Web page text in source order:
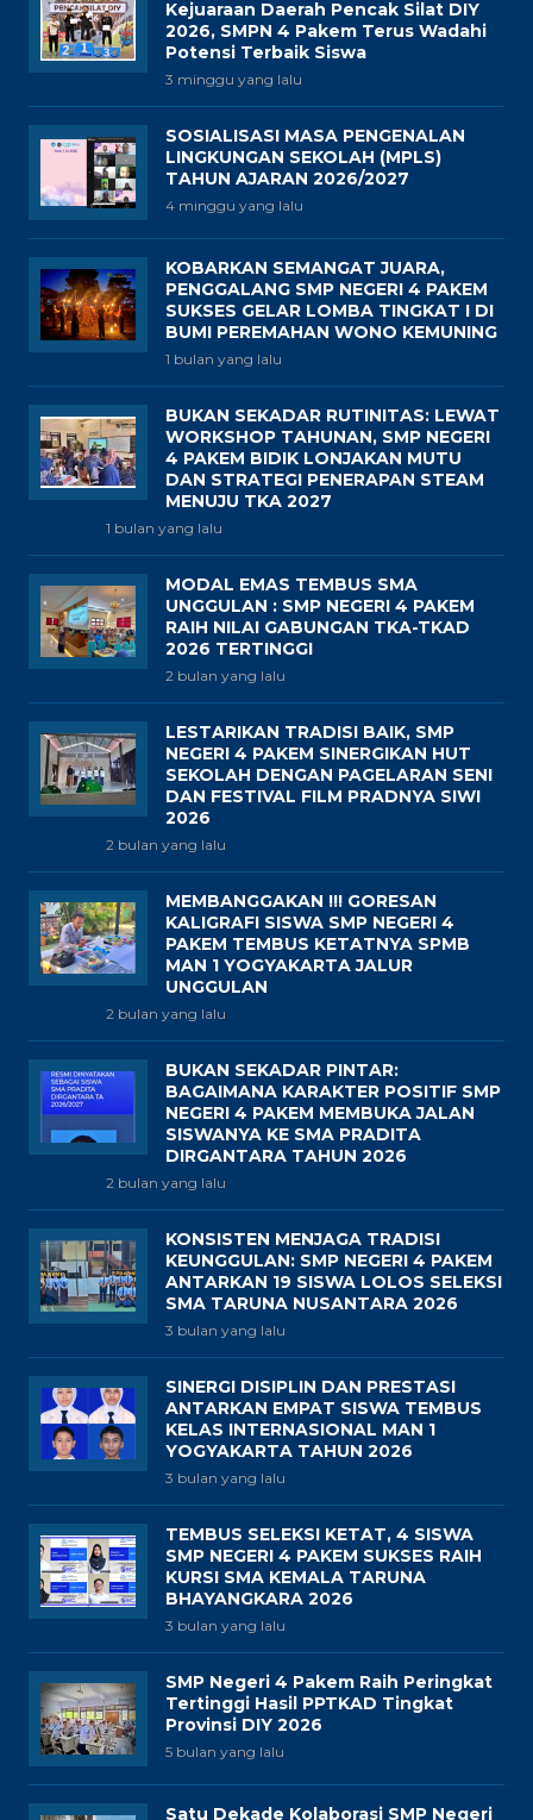
Kejuaraan Daerah Pencak Silat DIY
2026, SMPN 4 Pakem Terus Wadahi
Potensi Terbaik Siswa
3 minggu yang lalu
SOSIALISASI MASA PENGENALAN
LINGKUNGAN SEKOLAH (MPLS)
TAHUN AJARAN 2026/2027
4 minggu yang lalu
KOBARKAN SEMANGAT JUARA,
PENGGALANG SMP NEGERI 4 PAKEM
SUKSES GELAR LOMBA TINGKAT I DI
BUMI PEREMAHAN WONO KEMUNING
1 bulan yang lalu
BUKAN SEKADAR RUTINITAS: LEWAT
WORKSHOP TAHUNAN, SMP NEGERI
4 PAKEM BIDIK LONJAKAN MUTU
DAN STRATEGI PENERAPAN STEAM
MENUJU TKA 2027
1 bulan yang lalu
MODAL EMAS TEMBUS SMA
UNGGULAN : SMP NEGERI 4 PAKEM
RAIH NILAI GABUNGAN TKA-TKAD
2026 TERTINGGI
2 bulan yang lalu
LESTARIKAN TRADISI BAIK, SMP
NEGERI 4 PAKEM SINERGIKAN HUT
SEKOLAH DENGAN PAGELARAN SENI
DAN FESTIVAL FILM PRADNYA SIWI
2026
2 bulan yang lalu
MEMBANGGAKAN !!! GORESAN
KALIGRAFI SISWA SMP NEGERI 4
PAKEM TEMBUS KETATNYA SPMB
MAN 1 YOGYAKARTA JALUR
UNGGULAN
2 bulan yang lalu
BUKAN SEKADAR PINTAR:
BAGAIMANA KARAKTER POSITIF SMP
NEGERI 4 PAKEM MEMBUKA JALAN
SISWANYA KE SMA PRADITA
DIRGANTARA TAHUN 2026
2 bulan yang lalu
KONSISTEN MENJAGA TRADISI
KEUNGGULAN: SMP NEGERI 4 PAKEM
ANTARKAN 19 SISWA LOLOS SELEKSI
SMA TARUNA NUSANTARA 2026
3 bulan yang lalu
SINERGI DISIPLIN DAN PRESTASI
ANTARKAN EMPAT SISWA TEMBUS
KELAS INTERNASIONAL MAN 1
YOGYAKARTA TAHUN 2026
3 bulan yang lalu
TEMBUS SELEKSI KETAT, 4 SISWA
SMP NEGERI 4 PAKEM SUKSES RAIH
KURSI SMA KEMALA TARUNA
BHAYANGKARA 2026
3 bulan yang lalu
SMP Negeri 4 Pakem Raih Peringkat
Tertinggi Hasil PPTKAD Tingkat
Provinsi DIY 2026
5 bulan yang lalu
Satu Dekade Kolaborasi SMP Negeri